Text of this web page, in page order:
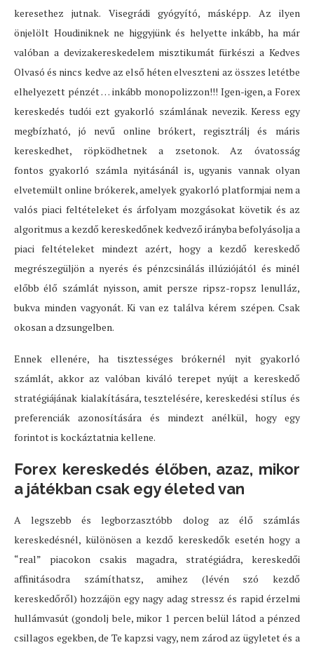
keresethez jutnak. Visegrádi gyógyító, másképp. Az ilyen
önjelölt Houdiniknek ne higgyjünk és helyette inkább, ha már
valóban a devizakereskedelem misztikumát fürkészi a Kedves
Olvasó és nincs kedve az első héten elveszteni az összes letétbe
elhelyezett pénzét … inkább monopolizzon!!! Igen-igen, a Forex
kereskedés tudói ezt gyakorló számlának nevezik. Keress egy
megbízható, jó nevű online brókert, regisztrálj és máris
kereskedhet, röpködhetnek a zsetonok. Az óvatosság
fontos gyakorló számla nyitásánál is, ugyanis vannak olyan
elvetemült online brókerek, amelyek gyakorló platformjai nem a
valós piaci feltételeket és árfolyam mozgásokat követik és az
algoritmus a kezdő kereskedőnek kedvező irányba befolyásolja a
piaci feltételeket mindezt azért, hogy a kezdő kereskedő
megrészegüljön a nyerés és pénzcsinálás illúziójától és minél
előbb élő számlát nyisson, amit persze ripsz-ropsz lenulláz,
bukva minden vagyonát. Ki van ez találva kérem szépen. Csak
okosan a dzsungelben.
Ennek ellenére, ha tisztességes brókernél nyit gyakorló
számlát, akkor az valóban kiváló terepet nyújt a kereskedő
stratégiájának kialakítására, tesztelésére, kereskedési stílus és
preferenciák azonosítására és mindezt anélkül, hogy egy
forintot is kockáztatnia kellene.
Forex kereskedés élőben, azaz, mikor
a játékban csak egy életed van
A legszebb és legborzasztóbb dolog az élő számlás
kereskedésnél, különösen a kezdő kereskedők esetén hogy a
“real” piacokon csakis magadra, stratégiádra, kereskedői
affinitásodra számíthatsz, amihez (lévén szó kezdő
kereskedőről) hozzájön egy nagy adag stressz és rapid érzelmi
hullámvasút (gondolj bele, mikor 1 percen belül látod a pénzed
csillagos egekben, de Te kapzsi vagy, nem zárod az ügyletet és a